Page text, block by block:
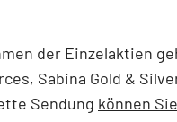
der Einzelaktien
Sabina Gold &
Sendung können